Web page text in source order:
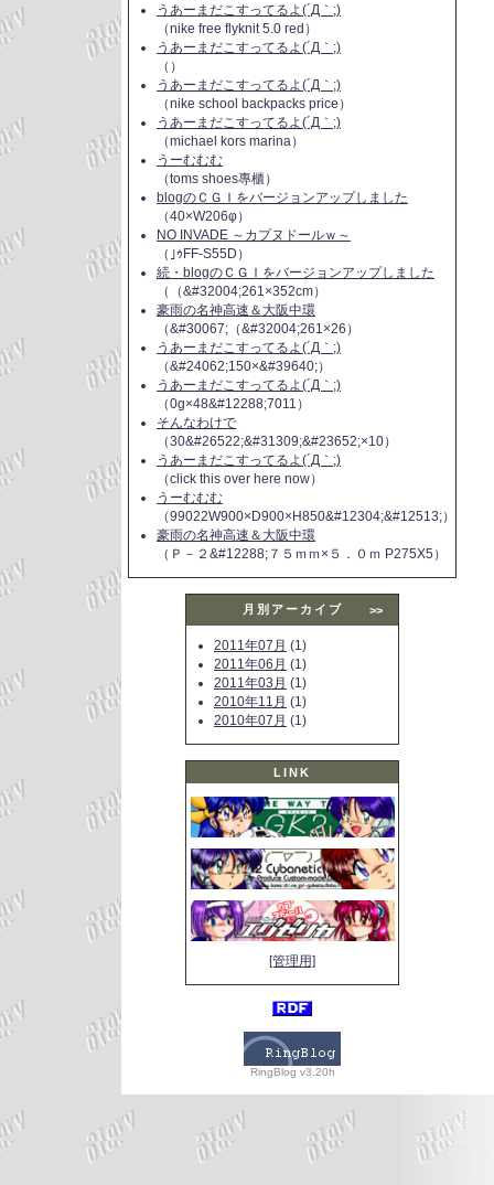
うあーまだこすってるよ(´Д｀;)
（nike free flyknit 5.0 red）
うあーまだこすってるよ(´Д｀;)
（）
うあーまだこすってるよ(´Д｀;)
（nike school backpacks price）
うあーまだこすってるよ(´Д｀;)
（michael kors marina）
うーむむむ
（toms shoes專櫃）
blogのＣＧＩをバージョンアップしました
（40×W206φ）
NO INVADE ～カプヌドールｗ～
（｣ｩFF-S55D）
続・blogのＣＧＩをバージョンアップしました
（（&#32004;261×352cm）
豪雨の名神高速＆大阪中環
（&#30067;（&#32004;261×26）
うあーまだこすってるよ(´Д｀;)
（&#24062;150×&#39640;）
うあーまだこすってるよ(´Д｀;)
（0g×48&#12288;7011）
そんなわけで
（30&#26522;&#31309;&#23652;×10）
うあーまだこすってるよ(´Д｀;)
（click this over here now）
うーむむむ
（99022W900×D900×H850&#12304;&#12513;）
豪雨の名神高速＆大阪中環
（Ｐ－２&#12288;７５ｍｍ×５．０ｍ P275X5）
月別アーカイブ >>
2011年07月 (1)
2011年06月 (1)
2011年03月 (1)
2010年11月 (1)
2010年07月 (1)
LINK
[管理用]
RingBlog v3.20h